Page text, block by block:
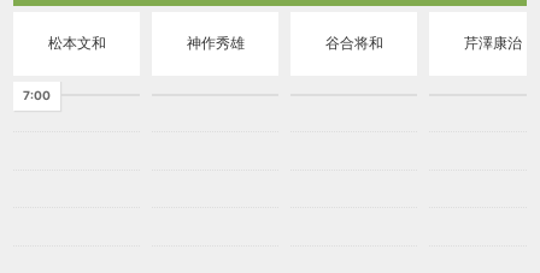
松本文和 神作秀雄 谷合将和 芹澤康治
7:00